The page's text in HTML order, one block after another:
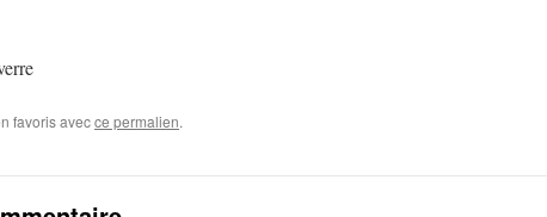
favoris avecce permalien.